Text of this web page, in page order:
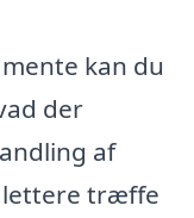
kan du
der
af
lettere træffe